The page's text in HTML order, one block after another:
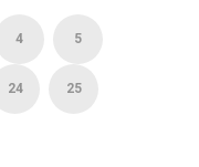
4 5
24 25